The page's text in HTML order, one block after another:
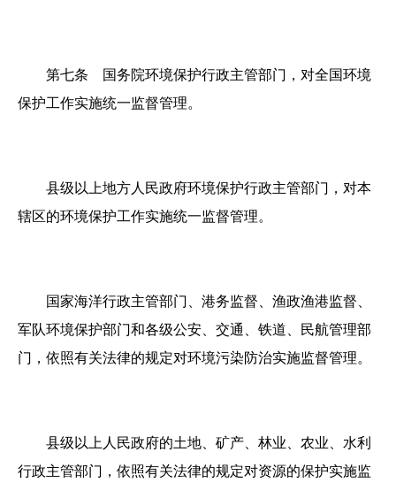
第七条 国务院环境保护行政主管部门，对全国环境
保护工作实施统一监督管理。
县级以上地方人民政府环境保护行政主管部门，对本
辖区的环境保护工作实施统一监督管理。
国家海洋行政主管部门、港务监督、渔政渔港监督、
军队环境保护部门和各级公安、交通、铁道、民航管理部
门，依照有关法律的规定对环境污染防治实施监督管理。
县级以上人民政府的土地、矿产、林业、农业、水利
行政主管部门，依照有关法律的规定对资源的保护实施监